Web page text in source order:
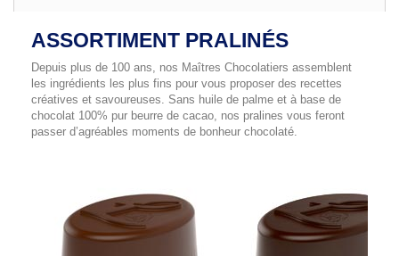
ASSORTIMENT PRALINÉS
Depuis plus de 100 ans, nos Maîtres Chocolatiers assemblent
les ingrédients les plus fins pour vous proposer des recettes
créatives et savoureuses. Sans huile de palme et à base de
chocolat 100% pur beurre de cacao, nos pralines vous feront
passer d’agréables moments de bonheur chocolaté.